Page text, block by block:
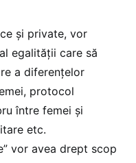
și private, vor
egalității care să
a diferențelor
protocol
între femei și
etc.
vor avea drept scop